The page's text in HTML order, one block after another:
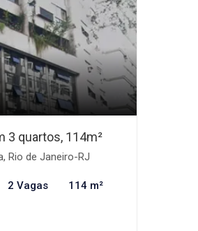
3 quartos, 114m²
Rio de Janeiro-RJ
2 Vagas 114 m²